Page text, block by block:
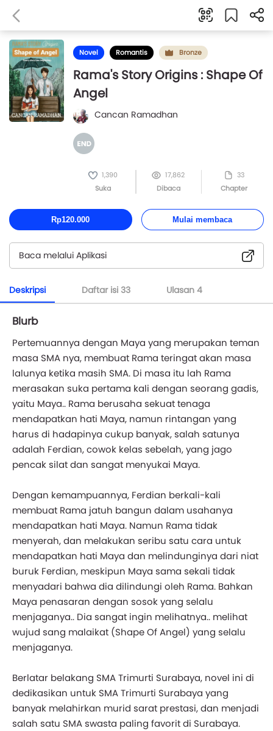
Novel Romantis Bronze
Rama's Story Origins : Shape Of
Angel
Cancan Ramadhan
1,390
Suka
17,862
Dibaca
33
Chapter
Rp120.000 Mulai membaca
Baca melalui Aplikasi
Deskripsi Daftar isi 33 Ulasan 4
Blurb
Pertemuannya dengan Maya yang merupakan teman
masa SMA nya, membuat Rama teringat akan masa
lalunya ketika masih SMA. Di masa itu lah Rama
merasakan suka pertama kali dengan seorang gadis,
yaitu Maya.. Rama berusaha sekuat tenaga
mendapatkan hati Maya, namun rintangan yang
harus di hadapinya cukup banyak, salah satunya
adalah Ferdian, cowok kelas sebelah, yang jago
pencak silat dan sangat menyukai Maya.
Dengan kemampuannya, Ferdian berkali-kali
membuat Rama jatuh bangun dalam usahanya
mendapatkan hati Maya. Namun Rama tidak
menyerah, dan melakukan seribu satu cara untuk
mendapatkan hati Maya dan melindunginya dari niat
buruk Ferdian, meskipun Maya sama sekali tidak
menyadari bahwa dia dilindungi oleh Rama. Bahkan
Maya penasaran dengan sosok yang selalu
menjaganya.. Dia sangat ingin melihatnya.. melihat
wujud sang malaikat (Shape Of Angel) yang selalu
menjaganya.
Berlatar belakang SMA Trimurti Surabaya, novel ini di
dedikasikan untuk SMA Trimurti Surabaya yang
banyak melahirkan murid sarat prestasi, dan menjadi
salah satu SMA swasta paling favorit di Surabaya.